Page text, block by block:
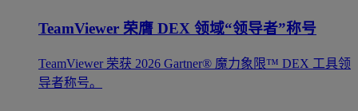
TeamViewer 荣膺 DEX 领域“领导者”称号
TeamViewer 荣获 2026 Gartner® 魔力象限™ DEX 工具领
导者称号。